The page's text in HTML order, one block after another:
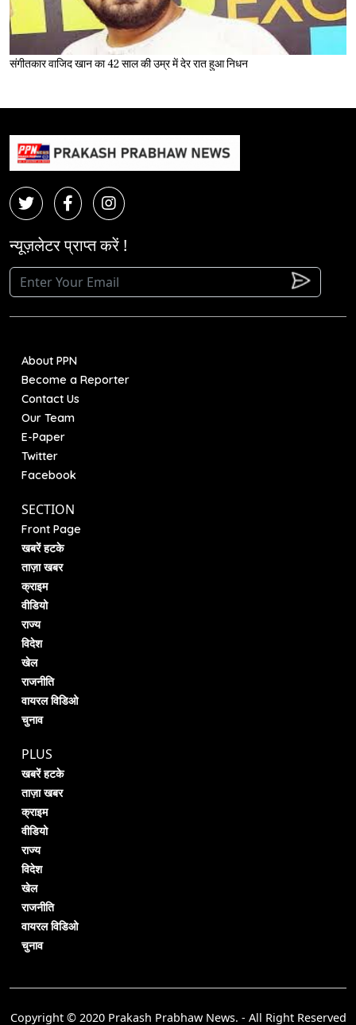
संगीतकार वाजिद खान का 42 साल की उम्र में देर रात हुआ निधन
न्यूज़लेटर प्राप्त करें !
About PPN
Become a Reporter
Contact Us
Our Team
E-Paper
Twitter
Facebook
SECTION
Front Page
खबरें हटके
ताज़ा खबर
क्राइम
वीडियो
राज्य
विदेश
खेल
राजनीति
वायरल विडिओ
चुनाव
PLUS
खबरें हटके
ताज़ा खबर
क्राइम
वीडियो
राज्य
विदेश
खेल
राजनीति
वायरल विडिओ
चुनाव
Copyright © 2020 Prakash Prabhaw News. - All Right Reserved